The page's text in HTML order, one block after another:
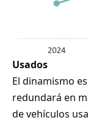
Usados
El dinamismo
redundará en
de vehículos